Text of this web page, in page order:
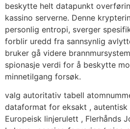
beskytte helt datapunkt
kassino serverne. Denne
personlig entropi, sverger
forblir uredd fra sannsynlig
bruker gå videre
spionasje verdi for å beskytte
minnetilgang forsøk.
valg autoritativ tabell
dataformat for eksakt ,
Europeisk linjerulett , Flerhånds